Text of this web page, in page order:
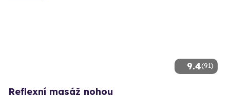
9.4(91)
Reflexní masáž nohou